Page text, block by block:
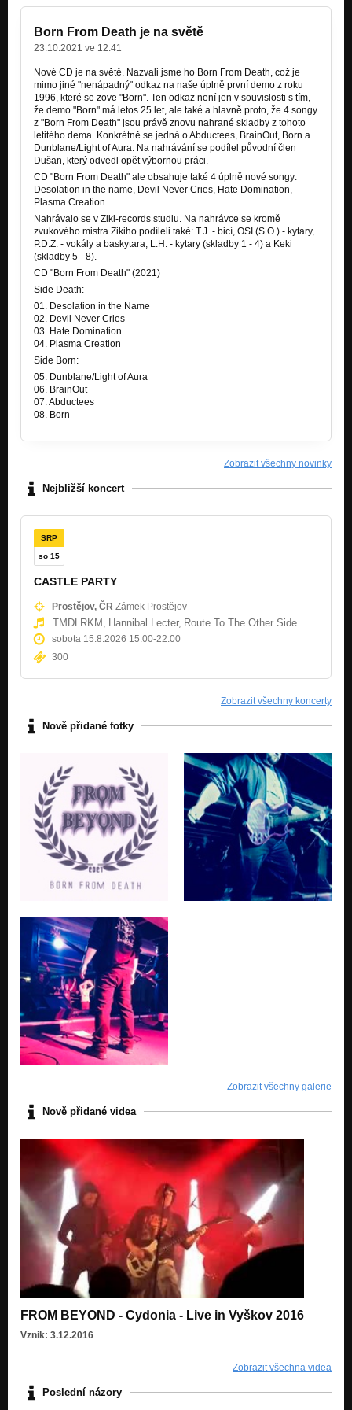
Friends of Pain
Ahriman´s Age
ETERNAL SLEEP
Death and nothing Away
ETERNAL SLEEP
This Point
ETERNAL SLEEP
Pride of the Daemon
ETERNAL SLEEP
Machinery Darkness
SOUNDS OF THE GRAVE
Killtechnology (se zpěvačkou Luckou)
Nezařazeno
Brutal Doom (se zpěvačkou Luckou)
Nezařazeno
Marche Funebre (intro)
Where Hell Begins
Where Hell Begins
Where Hell Begins
Inhuman Eyes
Where Hell Begins
Nezařazeno
Progeria Of The Mankind
Where Hell Begins
Born From Death je na světě
23.10.2021 ve 12:41
Nové CD je na světě. Nazvali jsme ho Born From Death, což je
mimo jiné "nenápadný" odkaz na naše úplně první demo z roku
1996, které se zove "Born". Ten odkaz není jen v souvislosti s tím,
že demo "Born" má letos 25 let, ale také a hlavně proto, že 4 songy
z "Born From Death" jsou právě znovu nahrané skladby z tohoto
letitého dema. Konkrétně se jedná o Abductees, BrainOut, Born a
Dunblane/Light of Aura. Na nahrávání se podílel původní člen
Dušan, který odvedl opět výbornou práci.
CD "Born From Death" ale obsahuje také 4 úplně nové songy:
Desolation in the name, Devil Never Cries, Hate Domination,
Plasma Creation.
Nahrávalo se v Ziki-records studiu. Na nahrávce se kromě
zvukového mistra Zikiho podíleli také: T.J. - bicí, OSI (S.O.) - kytary,
P.D.Z. - vokály a baskytara, L.H. - kytary (skladby 1 - 4) a Keki
(skladby 5 - 8).
CD "Born From Death" (2021)
Side Death:
01. Desolation in the Name
02. Devil Never Cries
03. Hate Domination
04. Plasma Creation
Side Born:
05. Dunblane/Light of Aura
06. BrainOut
07. Abductees
08. Born
Zobrazit všechny novinky
Nejbližší koncert
SRP
so 15
CASTLE PARTY
Prostějov, ČR Zámek Prostějov
TMDLRKM, Hannibal Lecter, Route To The Other Side
sobota 15.8.2026 15:00-22:00
300
Zobrazit všechny koncerty
Nově přidané fotky
Zobrazit všechny galerie
Nově přidané videa
FROM BEYOND - Cydonia - Live in Vyškov 2016
Vznik: 3.12.2016
Zobrazit všechna videa
Poslední názory